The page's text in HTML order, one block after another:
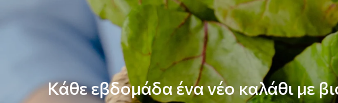
Κάθε εβδομάδα ένα νέο καλάθι με